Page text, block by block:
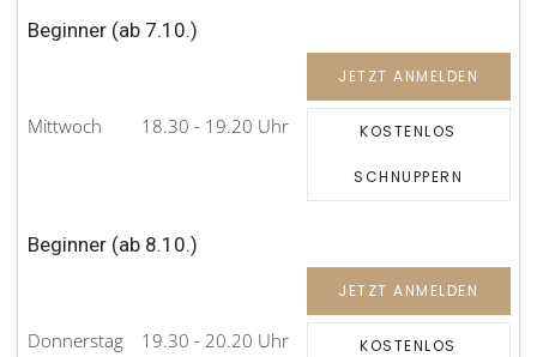
Beginner (ab 7.10.)
Mittwoch 18.30 - 19.20 Uhr
JETZT ANMELDEN
KOSTENLOS
SCHNUPPERN
Beginner (ab 8.10.)
Donnerstag 19.30 - 20.20 Uhr
JETZT ANMELDEN
KOSTENLOS